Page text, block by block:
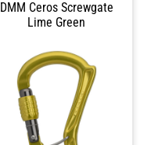
DMM Ceros Screwgate
Lime Green